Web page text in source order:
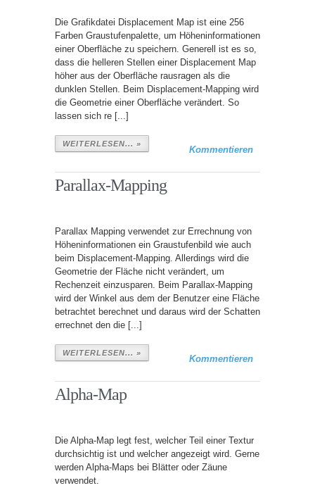
Die Grafikdatei Displacement Map ist eine 256
Farben Graustufenpalette, um Höheninformationen
einer Oberfläche zu speichern. Generell ist es so,
dass die helleren Stellen einer Displacement Map
höher aus der Oberfläche rausragen als die
dunklen Stellen. Beim Displacement-Mapping wird
die Geometrie einer Oberfläche verändert. So
lassen sich re [...]
WEITERLESEN... »
Kommentieren
Parallax-Mapping
Parallax Mapping verwendet zur Errechnung von
Höheninformationen ein Graustufenbild wie auch
beim Displacement-Mapping. Allerdings wird die
Geometrie der Fläche nicht verändert, um
Rechenzeit einzusparen. Beim Parallax-Mapping
wird der Winkel aus dem der Benutzer eine Fläche
betrachtet berechnet und daraus wird der Schatten
errechnet den die [...]
WEITERLESEN... »
Kommentieren
Alpha-Map
Die Alpha-Map legt fest, welcher Teil einer Textur
durchsichtig ist und welcher angezeigt wird. Gerne
werden Alpha-Maps bei Blätter oder Zäune
verwendet.